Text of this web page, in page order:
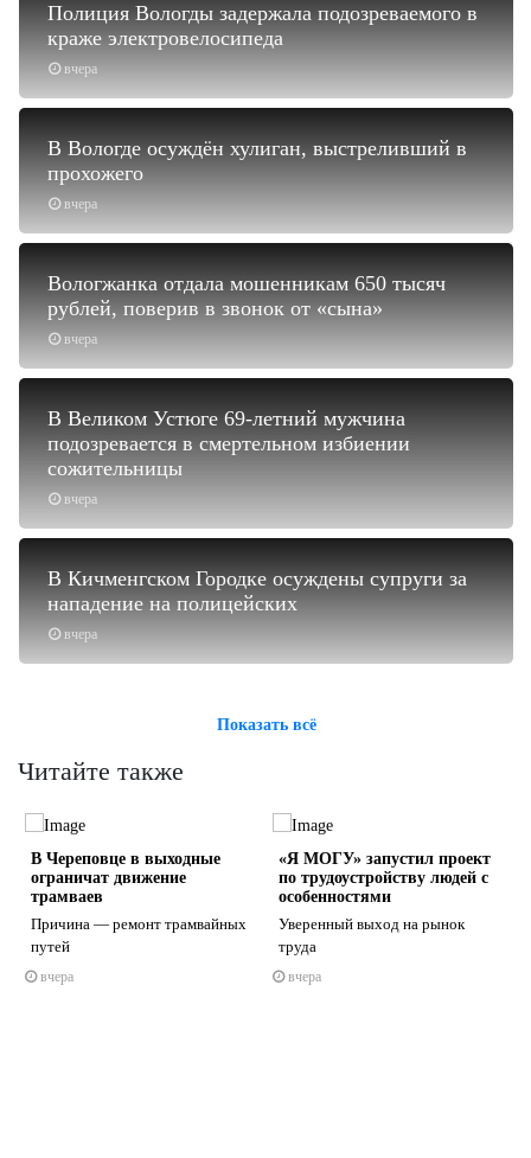
вчера
Полиция Вологды задержала подозреваемого в
краже электровелосипеда
вчера
В Вологде осуждён хулиган, выстреливший в
прохожего
вчера
Вологжанка отдала мошенникам 650 тысяч
рублей, поверив в звонок от «сына»
вчера
В Великом Устюге 69-летний мужчина
подозревается в смертельном избиении
сожительницы
вчера
В Кичменгском Городке осуждены супруги за
нападение на полицейских
Показать всё
Читайте также
В Череповце в выходные
ограничат движение
трамваев
Причина — ремонт трамвайных
путей
вчера
«Я МОГУ» запустил проект
по трудоустройству людей с
особенностями
Уверенный выход на рынок
труда
вчера